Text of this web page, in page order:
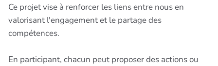
Ce projet vise à renforcer les liens entre nous en
valorisant l'engagement et le partage des
compétences.
En participant, chacun peut proposer des actions ou